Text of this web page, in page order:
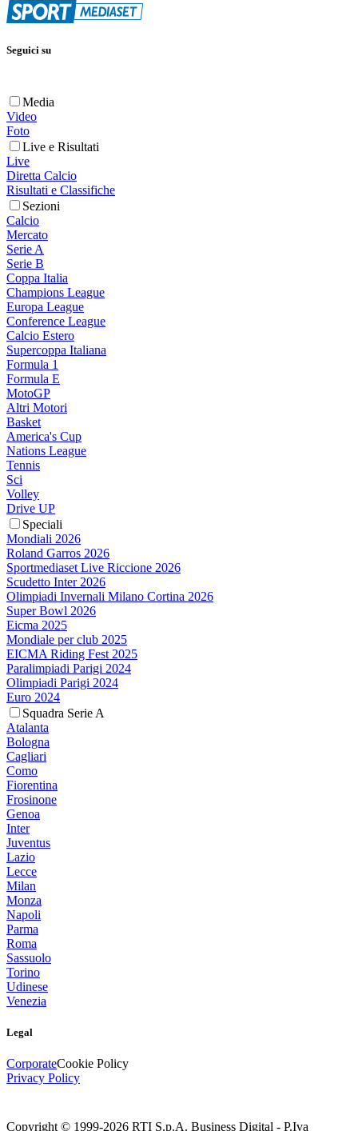
Seguici su
Media
Video
Foto
Live e Risultati
Live
Diretta Calcio
Risultati e Classifiche
Sezioni
Calcio
Mercato
Serie A
Serie B
Coppa Italia
Champions League
Europa League
Conference League
Calcio Estero
Supercoppa Italiana
Formula 1
Formula E
MotoGP
Altri Motori
Basket
America's Cup
Nations League
Tennis
Sci
Volley
Drive UP
Speciali
Mondiali 2026
Roland Garros 2026
Sportmediaset Live Riccione 2026
Scudetto Inter 2026
Olimpiadi Invernali Milano Cortina 2026
Super Bowl 2026
Eicma 2025
Mondiale per club 2025
EICMA Riding Fest 2025
Paralimpiadi Parigi 2024
Olimpiadi Parigi 2024
Euro 2024
Squadra Serie A
Atalanta
Bologna
Cagliari
Como
Fiorentina
Frosinone
Genoa
Inter
Juventus
Lazio
Lecce
Milan
Monza
Napoli
Parma
Roma
Sassuolo
Torino
Udinese
Venezia
Legal
CorporateCookie Policy
Privacy Policy
Copyright © 1999-2026 RTI S.p.A. Business Digital - P.Iva